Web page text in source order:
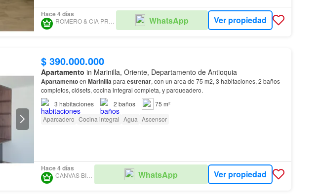
Hace 4 días
ROMERO & CIA PROPIEDAD RAÍ­Z WhatsApp Ver propiedad
$ 390.000.000
Apartamento in Marinilla, Oriente, Departamento de Antioquia
Apartamentoen Marinillapara estrenar, con un area de 75 m2, 3 habitaciones, 2 baños
completos, clósets, cocina integral completa, y parqueadero.
3 habitaciones 2 baños
75 m²
Aparcadero Cocina integral Agua Ascensor
Hace 4 días
CANVAS BIEN RAIZ WhatsApp Ver propiedad